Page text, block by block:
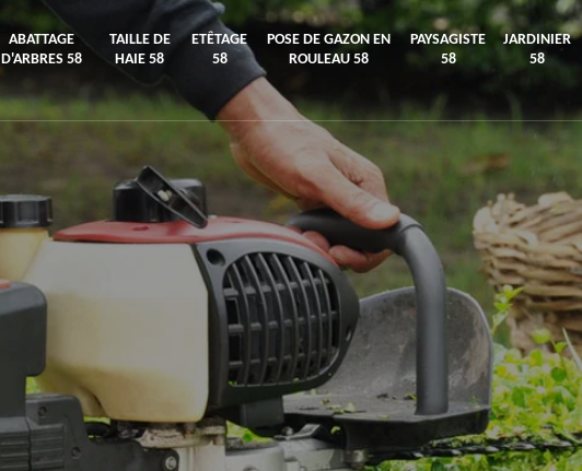
ABATTAGE
D'ARBRES 58
TAILLE DE
HAIE 58
ETÊTAGE
58
POSE DE GAZON EN
ROULEAU 58
PAYSAGISTE
58
JARDINIER
58